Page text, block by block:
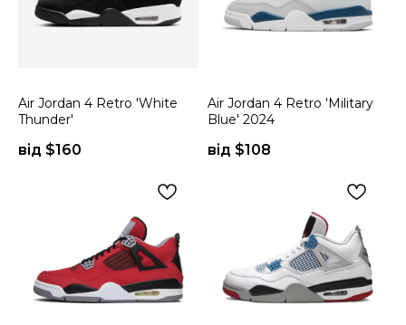
Air Jordan 4 Retro 'White
Thunder'
від $160
Air Jordan 4 Retro 'Military
Blue' 2024
від $108